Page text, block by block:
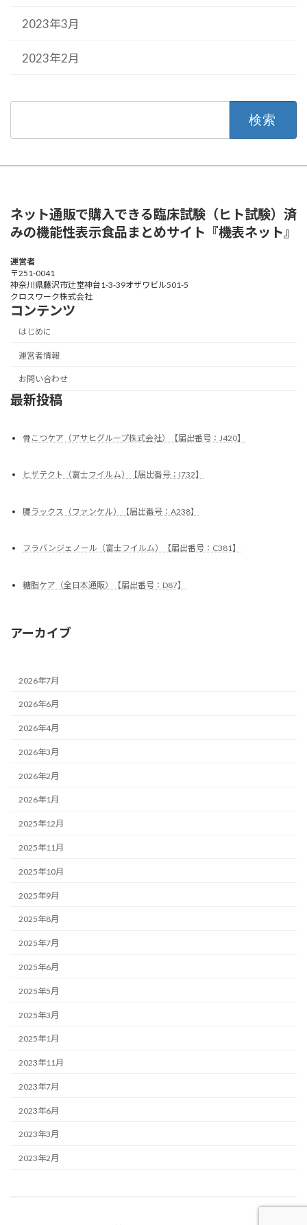
2023年3月
2023年2月
ネット通販で購入できる臨床試験（ヒト試験）済
みの機能性表示食品まとめサイト『機表ネット』
運営者
〒251-0041
神奈川県藤沢市辻堂神台1-3-39オザワビル501-5
クロスワーク株式会社
コンテンツ
はじめに
運営者情報
お問い合わせ
最新投稿
骨こつケア（アサヒグループ株式会社）【届出番号：J420】
ヒザテクト（富士フイルム）【届出番号：I732】
腰ラックス（ファンケル）【届出番号：A238】
フラバンジェノール（富士フイルム）【届出番号：C381】
糖脂ケア（全日本通販）【届出番号：D87】
アーカイブ
2026年7月
2026年6月
2026年4月
2026年3月
2026年2月
2026年1月
2025年12月
2025年11月
2025年10月
2025年9月
2025年8月
2025年7月
2025年6月
2025年5月
2025年3月
2025年1月
2023年11月
2023年7月
2023年6月
2023年3月
2023年2月